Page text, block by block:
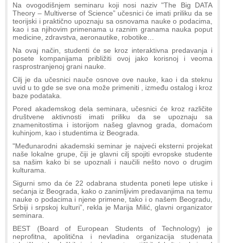
Na ovogodišnjem seminaru koji nosi naziv "The Big DATA
Theory – Multiverse of Science” učesnici će imati priliku da se
teorijski i praktično upoznaju sa osnovama nauke o podacima,
kao i sa njihovim primenama u raznim granama nauka poput
medicine, zdravstva, aeronautike, robotike…
Na ovaj način, studenti će se kroz interaktivna predavanja i
posete kompanijama približiti ovoj jako korisnoj i veoma
rasprostranjenoj grani nauke.
Cilj je da učesnici nauče osnove ove nauke, kao i da steknu
uvid u to gde se sve ona može primeniti , između ostalog i kroz
baze podataka.
Pored akademskog dela seminara, učesnici će kroz različite
društvene aktivnosti imati priliku da se upoznaju sa
znamenitostima i istorijom našeg glavnog grada, domaćom
kuhinjom, kao i studentima iz Beograda.
"Međunarodni akademski seminar je najveći eksterni projekat
naše lokalne grupe, čiji je glavni cilj spojiti evropske studente
sa našim kako bi se upoznali i naučili nešto novo o drugim
kulturama.
Sigurni smo da će 22 odabrana studenta poneti lepe utiske i
sećanja iz Beograda, kako o zanimljivim predavanjima na temu
nauke o podacima i njene primene, tako i o našem Beogradu,
Srbiji i srpskoj kulturi”, rekla je Marija Milić, glavni organizator
seminara.
BEST (Board of European Students of Technology) je
neprofitna, apolitična i nevladina organizacija studenata